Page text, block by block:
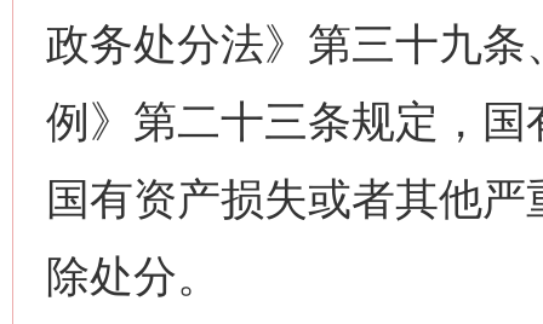
政务处分法》第三十九
例》第二十三条规定，
国有资产损失或者其他
除处分。